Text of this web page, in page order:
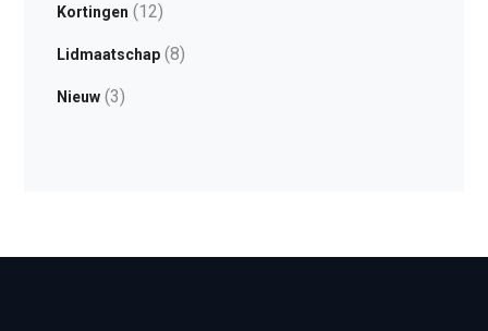
Kortingen (12)
Lidmaatschap(8)
Nieuw(3)